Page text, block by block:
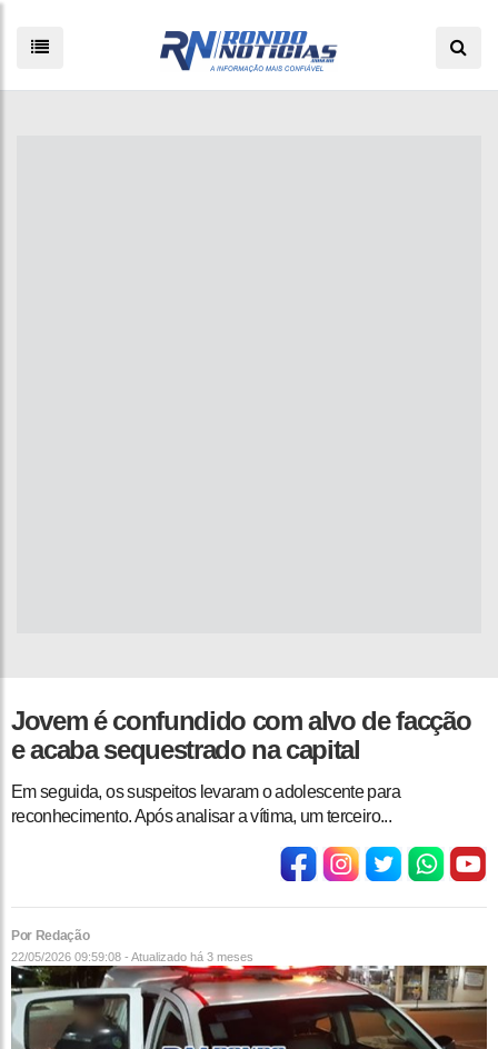
Jovem é confundido com alvo de facção
e acaba sequestrado na capital
Em seguida, os suspeitos levaram o adolescente para
reconhecimento. Após analisar a vítima, um terceiro...
Por Redação
22/05/2026 09:59:08 - Atualizado há 3 meses